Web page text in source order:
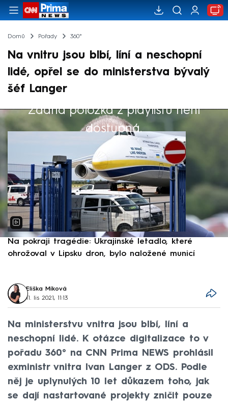
Domů Pořady 360°
Na vnitru jsou blbí, líní a neschopní
lidé, opřel se do ministerstva bývalý
šéf Langer
Žádná položka z playlistu není
dostupná.
Výběr redakce
Na pokraji tragédie: Ukrajinské letadlo, které
ohrožoval v Lipsku dron, bylo naložené municí
Eliška Míková
11. lis 2021, 11:13
Na ministerstvu vnitra jsou blbí, líní a
neschopní lidé. K otázce digitalizace to v
pořadu 360° na CNN Prima NEWS prohlásil
exministr vnitra Ivan Langer z ODS. Podle
něj je uplynulých 10 let důkazem toho, jak
se dají nastartované projekty zničit pouze